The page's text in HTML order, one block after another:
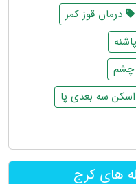
درمان قوز کمر
چشم
اسکن سه بعدی پا
های کرج